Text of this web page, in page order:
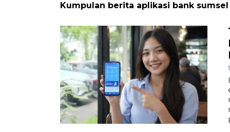
Kumpulan berita aplikasi bank